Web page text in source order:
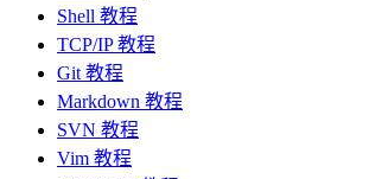
Shell 教程
TCP/IP 教程
Git 教程
Markdown 教程
SVN 教程
Vim 教程